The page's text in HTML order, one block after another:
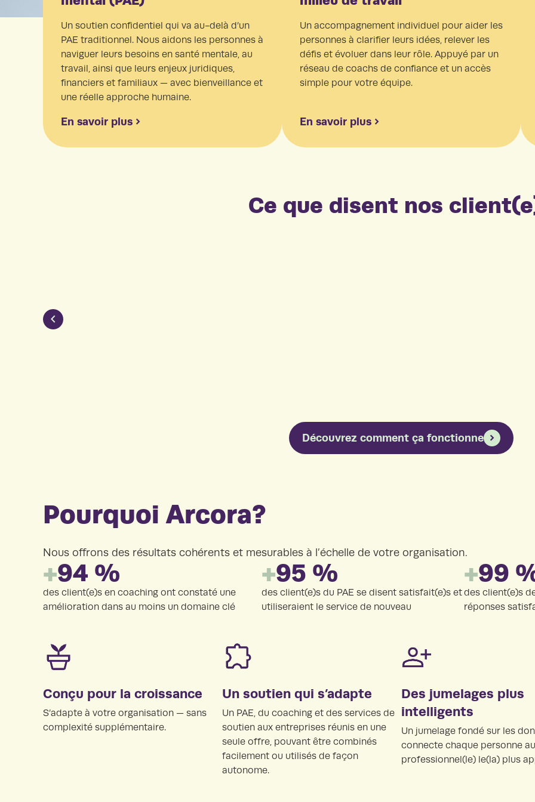
Un soutien confidentiel qui va au-delà d’un
PAE traditionnel. Nous aidons les personnes à
naviguer leurs besoins en santé mentale, au
travail, ainsi que leurs enjeux juridiques,
financiers et familiaux — avec bienveillance et
une réelle approche humaine.
En savoir plus
Un accompagnement individuel pour aider les
personnes à clarifier leurs idées, relever les
défis et évoluer dans leur rôle. Appuyé par un
réseau de coachs de confiance et un accès
simple pour votre équipe.
En savoir plus
Ce que disent nos
Découvrez comment ça fonctionne
Pourquoi Arcora?
Nous offrons des résultats cohérents et mesurables à l’échelle de votre organisation.
+94 %
des client(e)s en coaching ont constaté une
amélioration dans au moins un domaine clé
+95 %
des client(e)s du PAE se disent satisfait(e)s et
utiliseraient le service de nouveau
+99
des client(e)s
réponses
Conçu pour la croissance
S’adapte à votre organisation — sans
complexité supplémentaire.
Un soutien qui s’adapte
Un PAE, du coaching et des services de
soutien aux entreprises réunis en une
seule offre, pouvant être combinés
facilement ou utilisés de façon
autonome.
Des jumelages plus
intelligents
Un jumelage fondé sur les
connecte chaque personne
professionnel(le) le(la) plus